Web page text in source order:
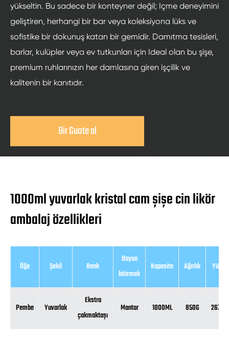
yükseltin. Bu sadece bir konteyner değil; Içme deneyimini
geliştiren, herhangi bir bar veya koleksiyona lüks ve
sofistike bir dokunuş katan bir gemidir. Damıtma tesisleri,
barlar, kulüpler veya ev tutkunları için Ideal olan bu şişe,
premium ruhlarınızın her damlasına giren işçilik ve
kalitenin bir kanıtıdır.
Bir Guote al
1000ml yuvarlak kristal cam şişe cin likör
ambalaj özellikleri
Öğe Şekil Renk
Boyun
bitirmek
Kapasite Ağırlık
Pembe Yuvarlak
Ekstra
çakmaktaşı
Mantar 1000ML 850G